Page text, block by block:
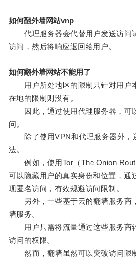
如何翻外墙网站vnp
代理服务器会代替用户发送访问
访问，然后将响应返回给用户。
如何翻外墙网站不能用了
用户所处地区的限制只针对用户
在地的限制则没有。
因此，通过使用代理服务器，可
问。
除了使用VPN和代理服务器外，
法。
例如，使用Tor（The Onion
可以隐藏用户的真实身份和位置，通
现匿名访问，有效规避访问限制。
另外，一些基于云的翻墙服务商
墙服务。
用户只需将流量通过这些服务商
访问的权限。
然而，翻墙虽然可以突破访问限